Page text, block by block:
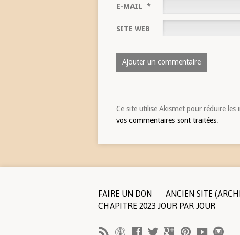
E-MAIL *
SITE WEB
Ce site utilise Akismet pour réduire les
vos commentaires sont traitées.
FAIRE UN DON ANCIEN SITE
CHAPITRE 2023 JOUR PAR JOUR